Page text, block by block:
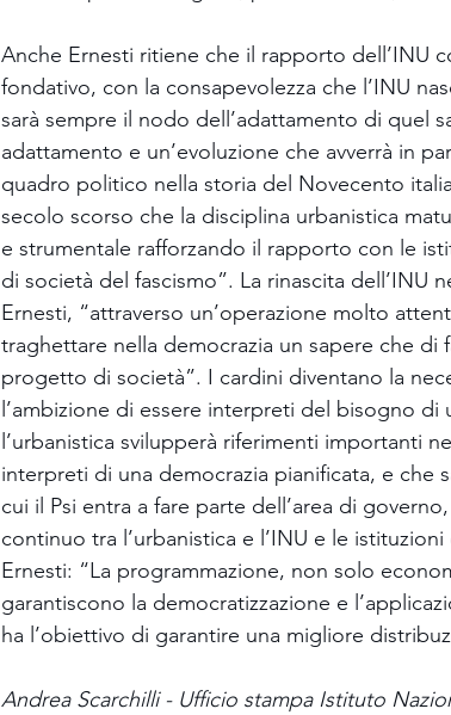
Anche Ernesti ritiene che il rapporto dell’INU
fondativo, con la consapevolezza che l’INU
sarà sempre il nodo dell’adattamento di quel
adattamento e un’evoluzione che avverrà in
quadro politico nella storia del Novecento
secolo scorso che la disciplina urbanistica
e strumentale rafforzando il rapporto con le
di società del fascismo”. La rinascita dell’INU
Ernesti, “attraverso un’operazione molto
traghettare nella democrazia un sapere che
progetto di società”. I cardini diventano la
l’ambizione di essere interpreti del bisogno
l’urbanistica svilupperà riferimenti importanti
interpreti di una democrazia pianificata, e che
cui il Psi entra a fare parte dell’area di
continuo tra l’urbanistica e l’INU e le
Ernesti: “La programmazione, non solo
garantiscono la democratizzazione e
ha l’obiettivo di garantire una migliore
Andrea Scarchilli - Ufficio stampa Istituto